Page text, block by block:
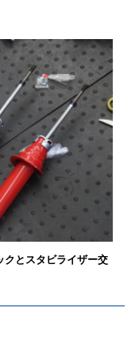
クとスタビライザー交